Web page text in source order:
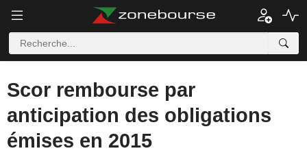
Scor rembourse par
anticipation des obligations
émises en 2015